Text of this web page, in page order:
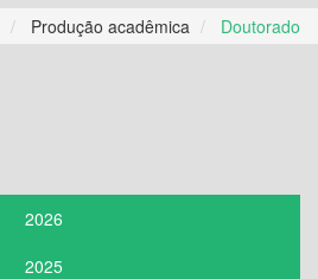
Produção acadêmica Doutorado
2026
2025